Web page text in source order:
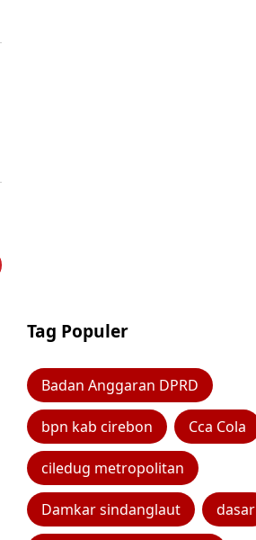
Tag Populer
Badan Anggaran DPRD
bpn kab cirebon Cca Cola
ciledug metropolitan
Damkar sindanglaut dasar